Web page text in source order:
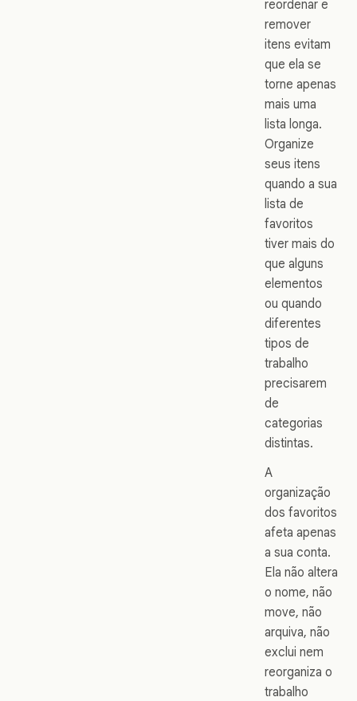
reordenar e
remover
itens evitam
que ela se
torne apenas
mais uma
lista longa.
Organize
seus itens
quando a sua
lista de
favoritos
tiver mais do
que alguns
elementos
ou quando
diferentes
tipos de
trabalho
precisarem
de
categorias
distintas.
A
organização
dos favoritos
afeta apenas
a sua conta.
Ela não altera
o nome, não
move, não
arquiva, não
exclui nem
reorganiza o
trabalho